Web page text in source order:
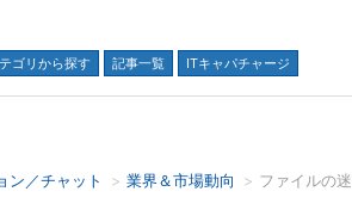
ゴリから探す 記事一覧 ITキャパチャージ
並び順：
ン／チャット 業界＆市場動向